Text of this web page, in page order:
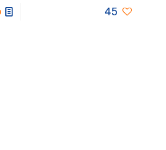
45